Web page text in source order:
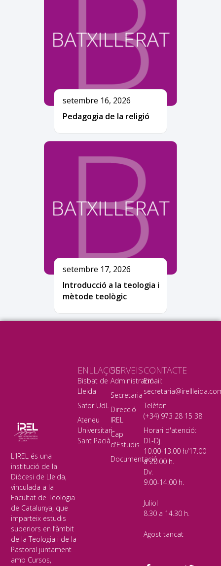
setembre 16, 2026
Pedagogia de la religió
setembre 17, 2026
Introducció a la teologia i
mètode teològic
L'IREL és una
institució de la
Diòcesi de Lleida,
vinculada a la
Facultat de Teologia
de Catalunya, que
imparteix estudis
superiors en l’àmbit
de la Teologia i de la
Pastoral juntament
amb Cursos,
SERVEIS
Administració
Secretaria
Direcció
IREL
Cap
d'Estudis
Documentació
ENLLAÇOS
Bisbat de
Lleida
Safor UdL
Ateneu
Universitari
Sant Pacià
CONTACTE
Email:
Telèfon
(+34) 973 28 15 38
Horari d'atenció:
Dl.-Dj.
10:00-13.00 h/17.00
a 20.00 h.
Dv.
9.00-14:00 h.
Juliol
8.30 a 14.30 h.
Agost tancat